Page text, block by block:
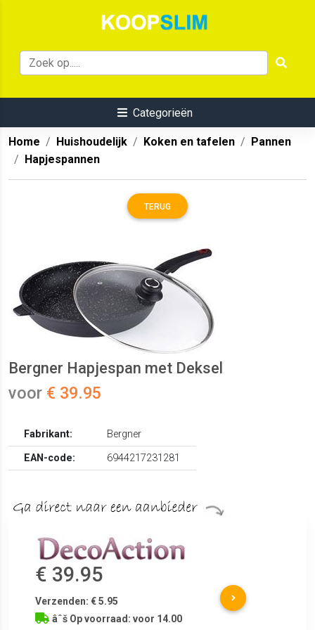
Categorieën
Home Huishoudelijk Koken en tafelen
Pannen
Hapjespannen
TERUG
Bergner Hapjespan met Deksel
voor € 39.95
Fabrikant:
Bergner
EAN-code:
6944217231281
€ 39.95
Verzenden: € 5.95
âˆš Op voorraad: voor 14.00